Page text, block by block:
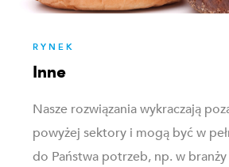
RYNEK
Inne
Nasze rozwiązania wykraczają
powyżej sektory i mogą być w
do Państwa potrzeb, np. w